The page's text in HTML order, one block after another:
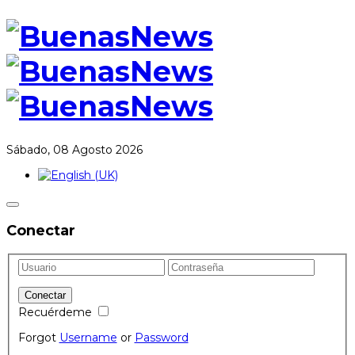
Sábado, 08 Agosto 2026
Conectar
Recuérdeme
Forgot Username or Password